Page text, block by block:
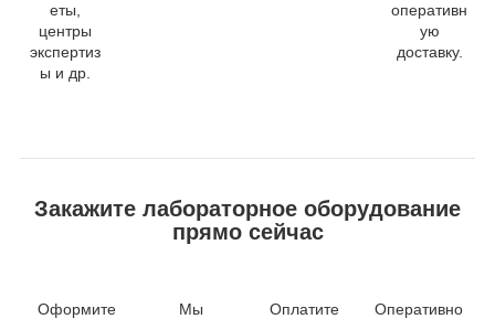
еты,
центры
экспертиз
ы и др.
оперативн
ую
доставку.
Закажите лабораторное оборудование
прямо сейчас
Оформите
Мы
Оплатите
Оперативно